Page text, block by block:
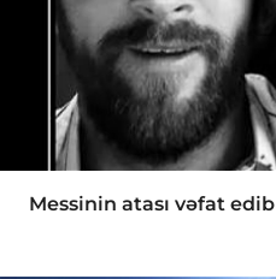
Messinin atası vəfat edib